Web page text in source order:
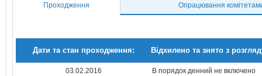
Проходження Опрацювання
Дати та стан проходження: Відхилено та знято з
03.02.2016
В порядок денний не включено